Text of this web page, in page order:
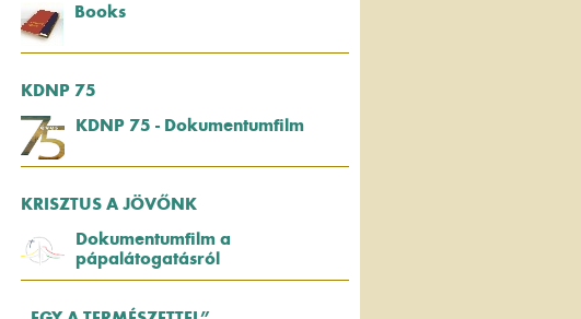
Books
KDNP 75
KDNP 75 - Dokumentumfilm
KRISZTUS A JÖVŐNK
Dokumentumfilm a
pápalátogatásról